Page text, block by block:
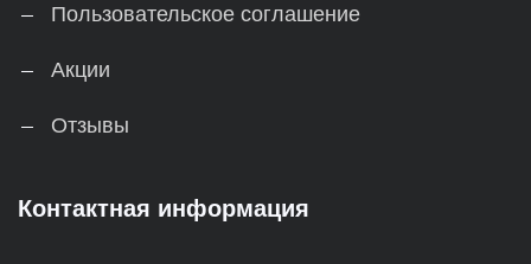
Пользовательское соглашение
Акции
Отзывы
Контактная информация